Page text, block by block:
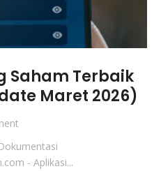
Saham Terbaik
Maret 2026)
- Aplikasi...